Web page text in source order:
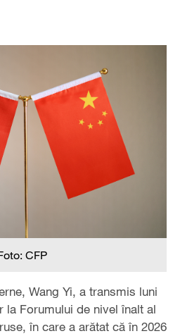
CFP
Wang Yi, a transmis luni
la Forumului de nivel înalt al
în care a arătat că în 2026